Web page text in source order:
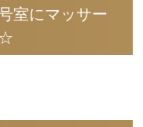
室にマッサー